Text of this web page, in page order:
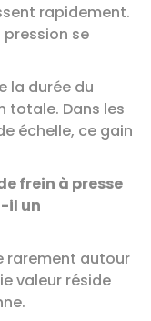
rapidement.
pression se
la durée du
totale. Dans les
échelle, ce gain
frein à presse
il un
rarement autour
valeur réside